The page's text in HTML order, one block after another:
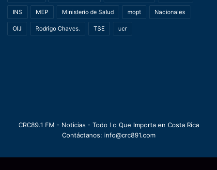
INS MEP Ministerio de Salud mopt Nacionales
OIJ Rodrigo Chaves. TSE ucr
CRC89.1 FM - Noticias - Todo Lo Que Importa en Costa Rica
Contáctanos: info@crc891.com